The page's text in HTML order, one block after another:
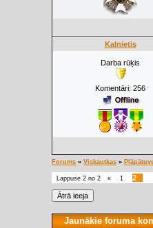
Kalnietis
Darba rūķis
Komentāri: 256
Forums » Viskautkas »
Lappuse 2 no 2 « 1 2
Jaunākie foruma